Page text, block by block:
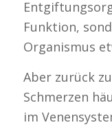
Funktion,
Organismus
Aber zurück
Schmerzen
im